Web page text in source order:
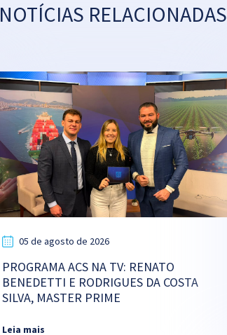
NOTÍCIAS RELACIONADAS
05 de agosto de 2026
PROGRAMA ACS NA TV: RENATO
BENEDETTI E RODRIGUES DA COSTA
SILVA, MASTER PRIME
Leia mais